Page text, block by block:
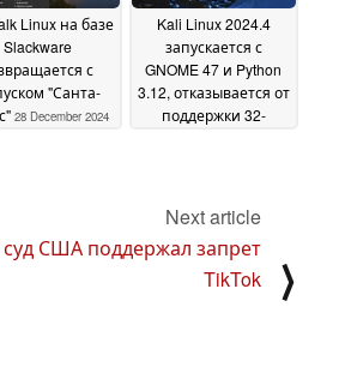
Linux на базе
Slackware
с
"Санта-
28 December 2024
Kali Linux 2024.4
запускается с
GNOME 47 и Python
3.12, отказывается от
поддержки 32-
Next article
США поддержал запрет
TikTok
⟩